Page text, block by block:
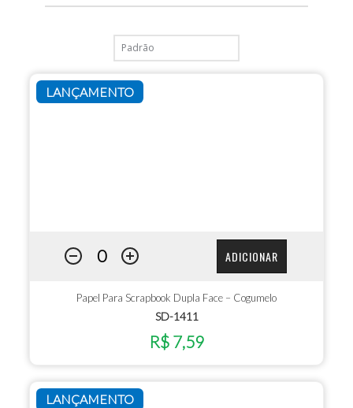
LANÇAMENTO
ADICIONAR
Papel Para Scrapbook Dupla Face – Cogumelo
SD-1411
R$ 7,59
LANÇAMENTO